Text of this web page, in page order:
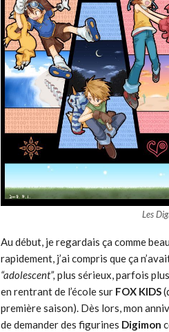
Les
Au début, je regardais ça comme
rapidement, j’ai compris que ça
“adolescent”, plus sérieux, parfois
en rentrant de l’école sur FOX KIDS
première saison). Dès lors, mon
de demander des figurines Digimon